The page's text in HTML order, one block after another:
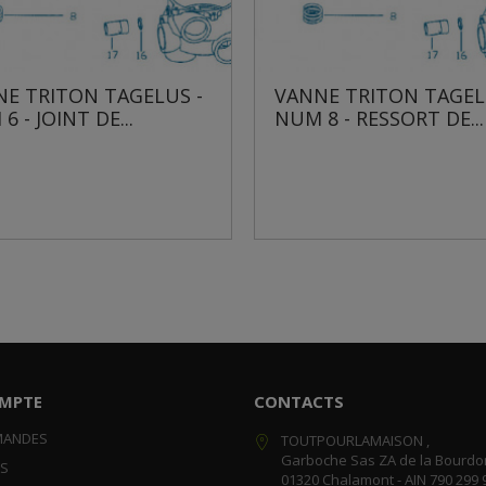
-
VANNE TRITON TAGELUS -
NUM 8 - RESSORT DE...
NUM
CONTACTS
TOUTPOURLAMAISON ,
Garboche Sas ZA de la
01320 Chalamont - AIN 790 299